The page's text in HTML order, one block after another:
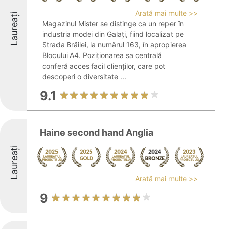
Laureați
Arată mai multe >>
Magazinul Mister se distinge ca un reper în
industria modei din Galați, fiind localizat pe
Strada Brăilei, la numărul 163, în apropierea
Blocului A4. Poziționarea sa centrală
conferă acces facil clienților, care pot
descoperi o diversitate ...
9.1
Laureați
Haine second hand Anglia
Arată mai multe >>
9